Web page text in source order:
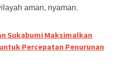
aman, nyaman.
Sukabumi Maksimalkan
Percepatan Penurunan